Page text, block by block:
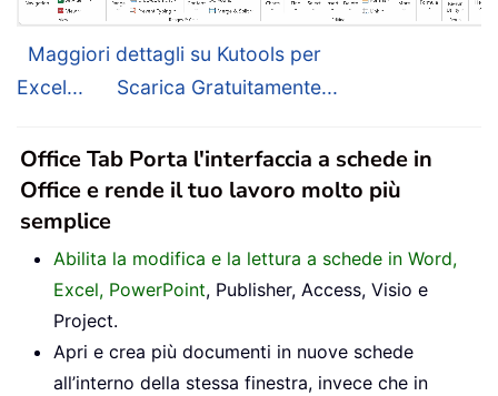
Maggiori dettagli su Kutools per
Excel...
Scarica Gratuitamente...
Office Tab Porta l'interfaccia a schede in
Office e rende il tuo lavoro molto più
semplice
Abilita la modifica e la lettura a schede in Word,
Excel, PowerPoint, Publisher, Access, Visio e
Project.
Apri e crea più documenti in nuove schede
all’interno della stessa finestra, invece che in